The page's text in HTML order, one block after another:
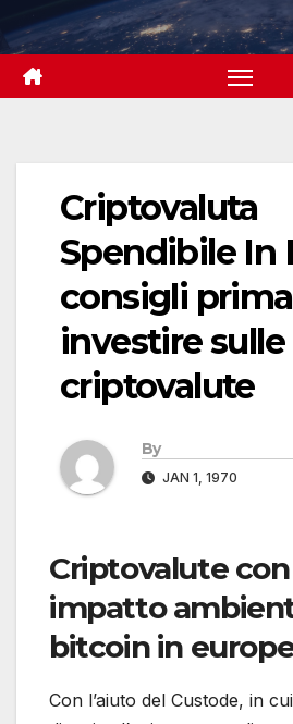
to
content
Criptovaluta
Spendibile In
consigli
investire sulle
criptovalute
By
JAN 1, 1970
Criptovalute
impatto
bitcoin in
Con l’aiuto del Custode, in